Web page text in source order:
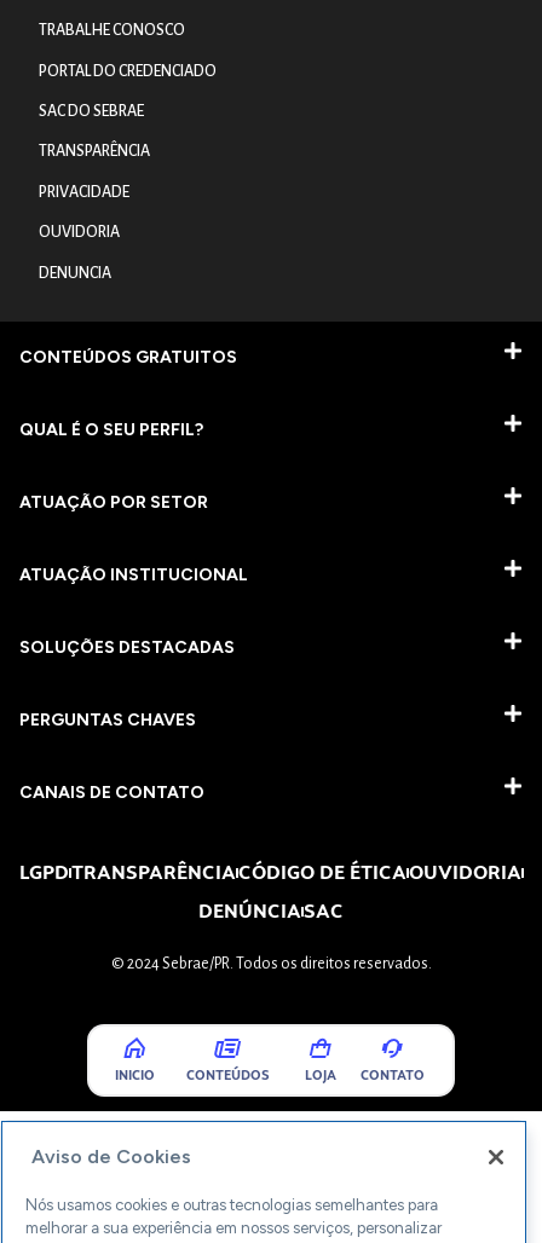
TRABALHE CONOSCO
PORTAL DO CREDENCIADO
SAC DO SEBRAE
TRANSPARÊNCIA
PRIVACIDADE
OUVIDORIA
DENUNCIA
CONTEÚDOS GRATUITOS
QUAL É O SEU PERFIL?
ATUAÇÃO POR SETOR
ATUAÇÃO INSTITUCIONAL
SOLUÇÕES DESTACADAS
PERGUNTAS CHAVES​
CANAIS DE CONTATO
LGPDTRANSPARÊNCIACÓDIGO DE ÉTICAOUVIDORIA
DENÚNCIASAC
© 2024 Sebrae/PR. Todos os direitos reservados.
INICIO CONTEÚDOS LOJA CONTATO
Aviso de Cookies
Nós usamos cookies e outras tecnologias semelhantes para
melhorar a sua experiência em nossos serviços, personalizar